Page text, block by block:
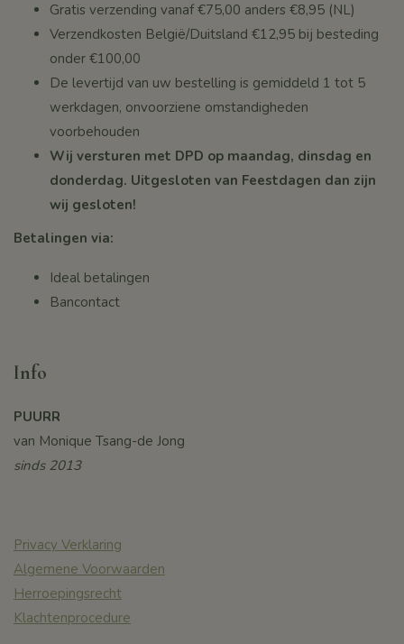
Gratis verzending vanaf €75,00 anders €8,95 (NL)
Verzendkosten België/Duitsland €12,95 bij besteding
onder €100,00
De levertijd van uw bestelling is gemiddeld 1 tot 5
werkdagen, onvoorziene omstandigheden
voorbehouden
Wij versturen met DPD op maandag, dinsdag en
donderdag. Uitgesloten van Feestdagen dan zijn
wij gesloten!
Betalingen via:
Ideal betalingen
Bancontact
Info
PUURR
van Monique Tsang-de Jong
sinds 2013
Privacy Verklaring
Algemene Voorwaarden
Herroepingsrecht
Klachtenprocedure